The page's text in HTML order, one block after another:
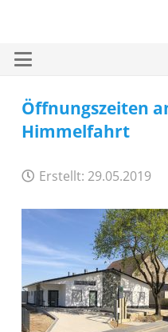
Öffnungszeiten
Himmelfahrt
Erstellt: 29.05.2019